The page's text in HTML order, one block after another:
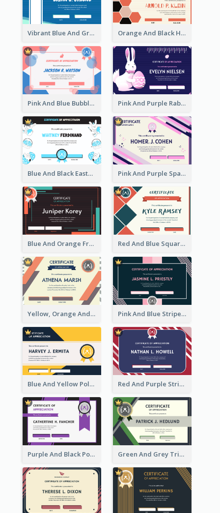
Vibrant Blue And Green Badge Certificate Orange And Black Hexagon Pattern Certificate
Pink And Blue Bubbles Shapes Certificate Pink And Purple Rabbit Cartoon Easter Certificate
Blue And Black Easter Illustration Certificate Pink And Purple Sparkles Fancy Certificate
Blue And Orange Frame Dark Certificate Red And Blue Squares Pattern Certificate
Yellow, Orange And Blue Sunburst Certificate Pink And Blue Stripes Patterns Certificate
Blue And Yellow Polygon With Badge Certificate Red And Purple Stripes Frame Certificate
Purple And Black Polygon Appreciation Certificate Green And Grey Triangles With Badge Certificate